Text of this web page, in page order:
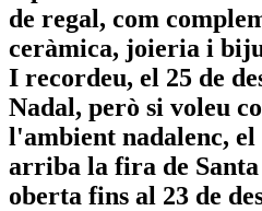
de regal, com
ceràmica, joieria i
I recordeu, el 25 de
Nadal, però si voleu
l'ambient nadalenc, el
arriba la fira de
oberta fins al 23 de